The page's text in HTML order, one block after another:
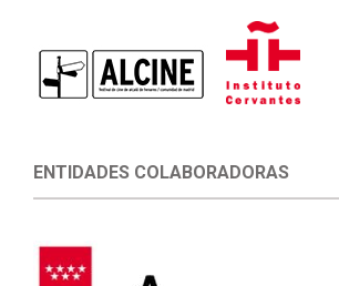
ENTIDADES COLABORADORAS